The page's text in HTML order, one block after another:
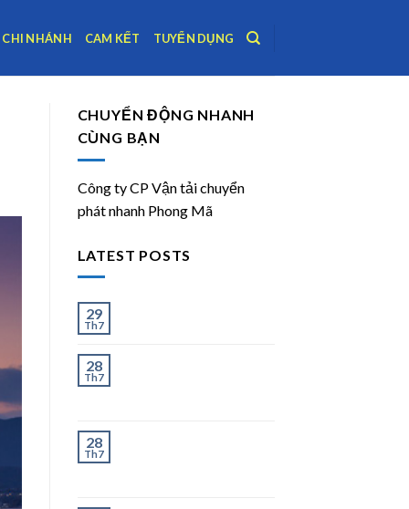
CHI NHÁNH CAM KẾT TUYỂN DỤNG
CHUYỂN ĐỘNG NHANH
CÙNG BẠN
Công ty CP Vận tải chuyển
phát nhanh Phong Mã
LATEST POSTS
29
Th7
28
Th7
28
Th7